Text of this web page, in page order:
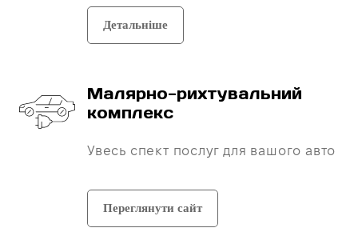
Детальніше
Малярно-рихтувальний
комплекс
Увесь спект послуг для вашого авто
Переглянути сайт